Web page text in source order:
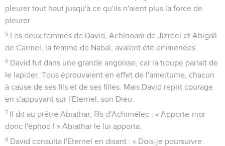
pleurer tout haut jusqu'à ce qu'ils n'aient plus la force de
pleurer.
5 Les deux femmes de David, Achinoam de Jizreel et Abigaïl
de Carmel, la femme de Nabal, avaient été emmenées.
6 David fut dans une grande angoisse, car la troupe parlait de
le lapider. Tous éprouvaient en effet de l'amertume, chacun
à cause de ses fils et de ses filles. Mais David reprit courage
en s'appuyant sur l'Eternel, son Dieu.
7 Il dit au prêtre Abiathar, fils d'Achimélec : « Apporte-moi
donc l'éphod ! » Abiathar le lui apporta.
8 David consulta l'Eternel en disant : « Dois-je poursuivre